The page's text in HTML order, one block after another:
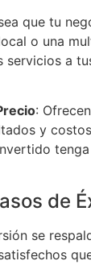
que tu
o una
servicios a
:
y
de
se